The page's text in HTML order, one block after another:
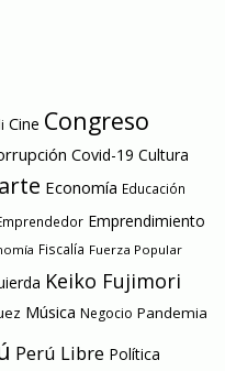
Cine Congreso
Covid-19 Cultura
Economía Educación
Emprendimiento
Fiscalía Fuerza Popular
Keiko Fujimori
Música Negocio Pandemia
Perú Libre Política